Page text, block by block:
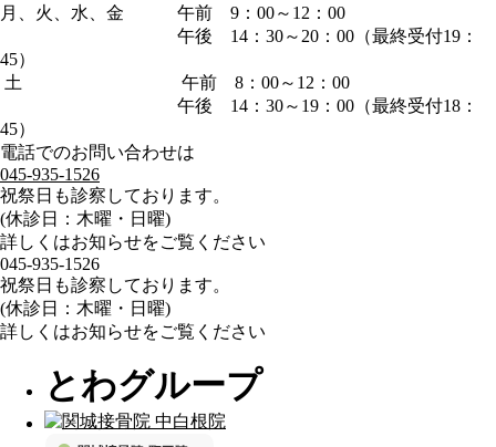
月、火、水、金 午前 9：00～12：00
午後 14：30～20：00（最終受付19：
45）
土 午前 8：00～12：00
午後 14：30～19：00（最終受付18：
45）
電話でのお問い合わせは
045-935-1526
祝祭日も診察しております。
(休診日：木曜・日曜)
詳しくはお知らせをご覧ください
045-935-1526
祝祭日も診察しております。
(休診日：木曜・日曜)
詳しくはお知らせをご覧ください
とわグループ